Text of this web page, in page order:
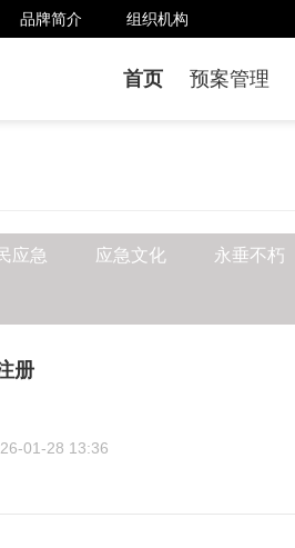
品牌简介 组织机构
首页 预案管理
应急 应急文化 永垂不朽
册
01-28 13:36